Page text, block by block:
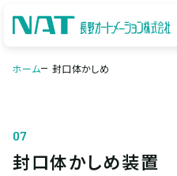
ホーム 封口体かしめ
07
封口体かしめ装置